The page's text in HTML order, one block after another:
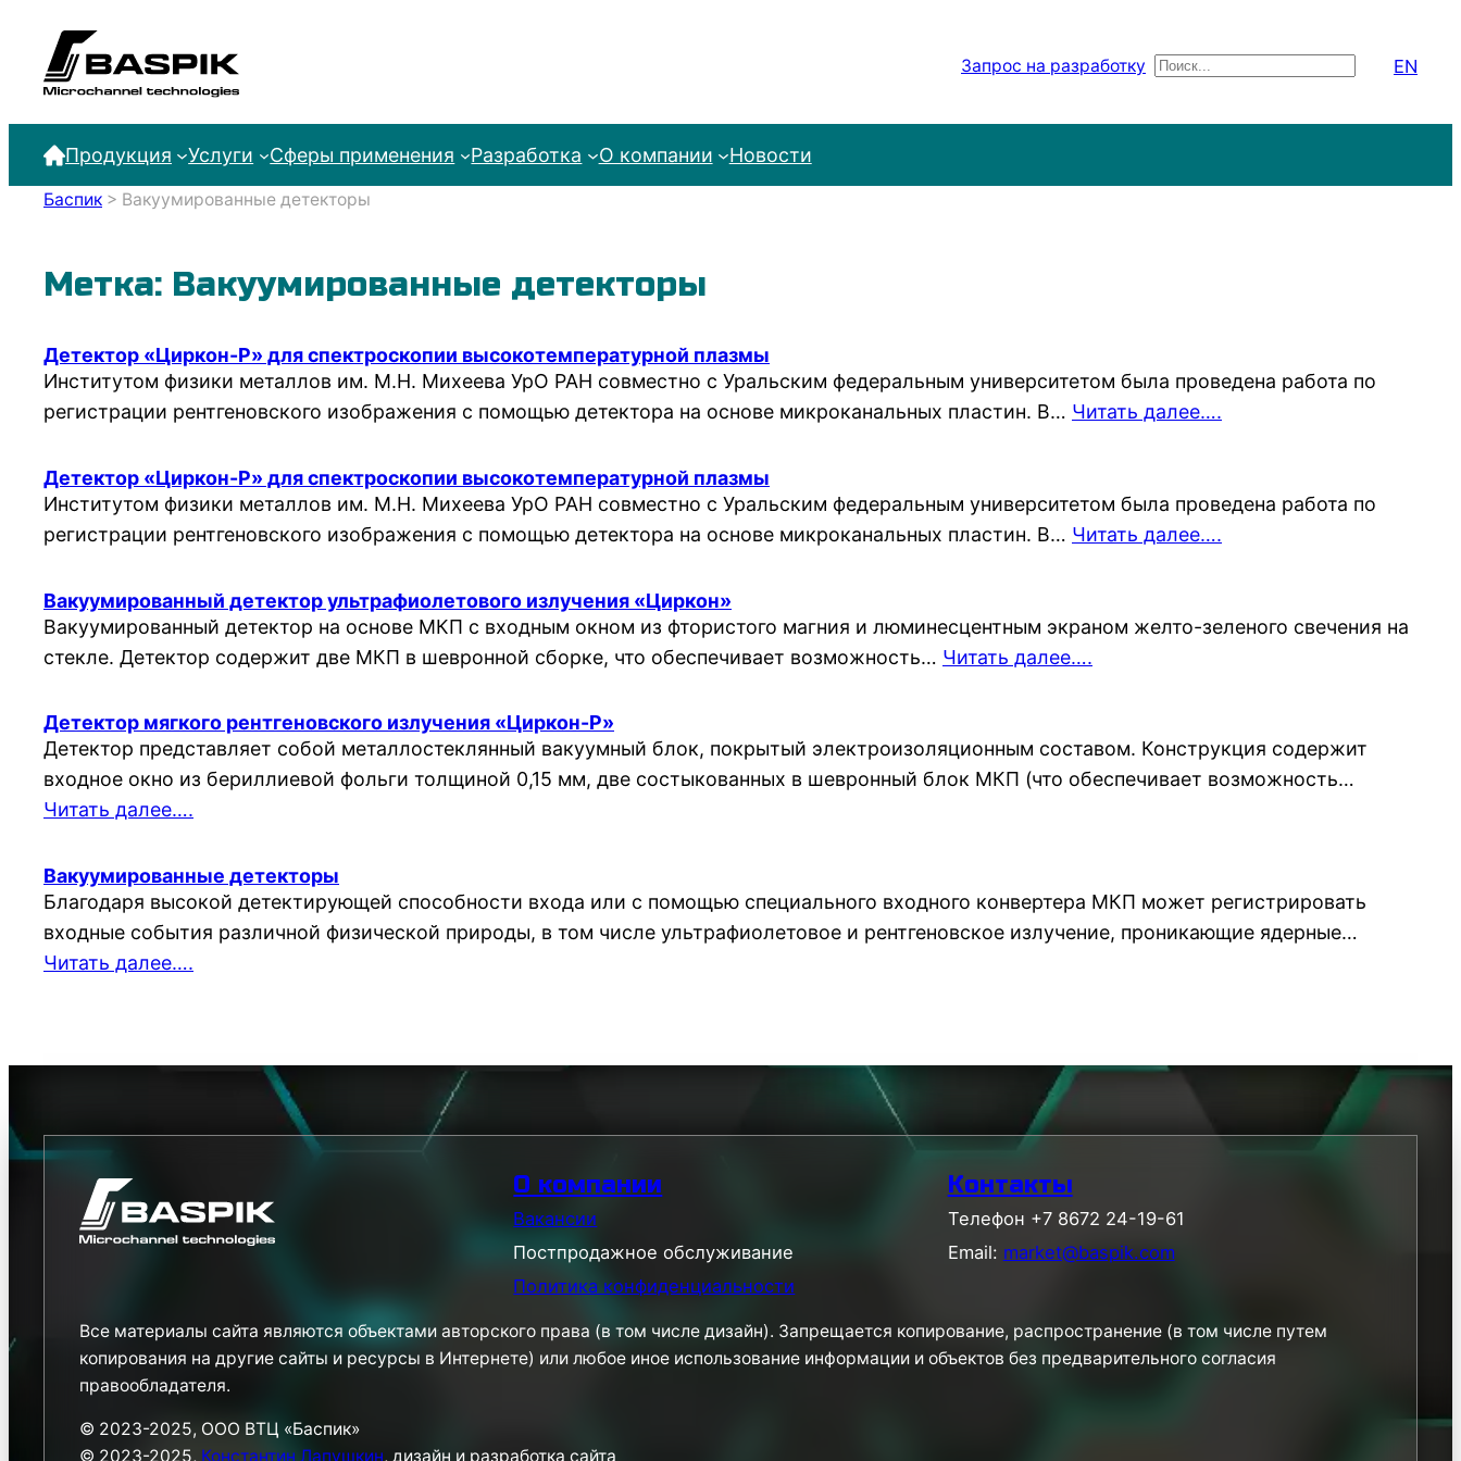
содержимому
Запрос на разработку Поиск EN
Продукция Услуги Сферы применения Разработка О компании Новости
Баспик > Вакуумированные детекторы
Метка: Вакуумированные детекторы
Детектор «Циркон-Р» для спектроскопии высокотемпературной плазмы
Институтом физики металлов им. М.Н. Михеева УрО РАН совместно с Уральским федеральным университетом была проведена работа по
регистрации рентгеновского изображения с помощью детектора на основе микроканальных пластин. В… Читать далее….
Детектор «Циркон-Р» для спектроскопии высокотемпературной плазмы
Институтом физики металлов им. М.Н. Михеева УрО РАН совместно с Уральским федеральным университетом была проведена работа по
регистрации рентгеновского изображения с помощью детектора на основе микроканальных пластин. В… Читать далее….
Вакуумированный детектор ультрафиолетового излучения «Циркон»
Вакуумированный детектор на основе МКП с входным окном из фтористого магния и люминесцентным экраном желто-зеленого свечения на
стекле. Детектор содержит две МКП в шевронной сборке, что обеспечивает возможность… Читать далее….
Детектор мягкого рентгеновского излучения «Циркон-Р»
Детектор представляет собой металлостеклянный вакуумный блок, покрытый электроизоляционным составом. Конструкция содержит
входное окно из бериллиевой фольги толщиной 0,15 мм, две состыкованных в шевронный блок МКП (что обеспечивает возможность…
Читать далее….
Вакуумированные детекторы
Благодаря высокой детектирующей способности входа или с помощью специального входного конвертера МКП может регистрировать
входные события различной физической природы, в том числе ультрафиолетовое и рентгеновское излучение, проникающие ядерные…
Читать далее….
О компании
Вакансии
Постпродажное обслуживание
Политика конфиденциальности
Контакты
Телефон +7 8672 24-19-61
Email: market@baspik.com
Все материалы сайта являются объектами авторского права (в том числе дизайн). Запрещается копирование, распространение (в том числе путем
копирования на другие сайты и ресурсы в Интернете) или любое иное использование информации и объектов без предварительного согласия
правообладателя.
© 2023-2025, ООО ВТЦ «Баспик»
© 2023-2025, Константин Лапушкин, дизайн и разработка сайта